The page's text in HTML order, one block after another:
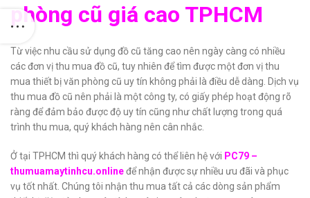
phòng cũ giá cao TPHCM
Từ việc nhu cầu sử dụng đồ cũ tăng cao nên ngày càng có nhiều
các đơn vị thu mua đồ cũ, tuy nhiên để tìm được một đơn vị thu
mua thiết bị văn phòng cũ uy tín không phải là điều dễ dàng. Dịch vụ
thu mua đồ cũ nên phải là một công ty, có giấy phép hoạt động rõ
ràng để đảm bảo được độ uy tín cũng như chất lượng trong quá
trình thu mua, quý khách hàng nên cân nhắc.
Ở tại TPHCM thì quý khách hàng có thể liên hệ với PC79 –
thumuamaytinhcu.onlineđể nhận được sự nhiều ưu đãi và phục
vụ tốt nhất. Chúng tôi nhận thu mua tất cả các dòng sản phẩm